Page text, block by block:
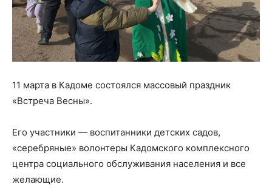
11 марта в Кадоме состоялся массовый праздник
«Встреча Весны».
Его участники — воспитанники детских садов,
«серебряные» волонтеры Кадомского комплексного
центра социального обслуживания населения и все
желающие.